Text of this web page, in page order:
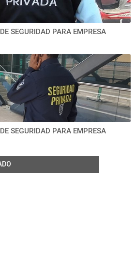
SEGURIDAD PARA EMPRESA
SEGURIDAD PARA EMPRESA